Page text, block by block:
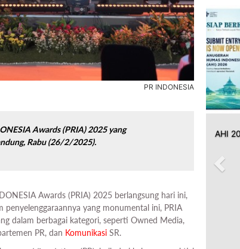
PR INDONESIA
Awards (PRIA) 2025 yang
Rabu (26/2/2025).
Awards (PRIA) 2025 berlangsung hari ini,
yang monumental ini, PRIA
dalam berbagai kategori, seperti Owned Media,
PR, dan Komunikasi SR.
AHI